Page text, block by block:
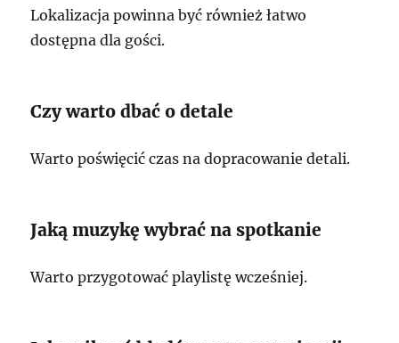
Lokalizacja powinna być również łatwo
dostępna dla gości.
Czy warto dbać o detale
Warto poświęcić czas na dopracowanie detali.
Jaką muzykę wybrać na spotkanie
Warto przygotować playlistę wcześniej.